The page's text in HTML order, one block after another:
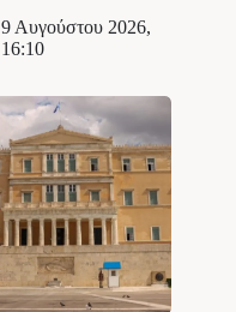
9 Αυγούστου 2026,
16:10